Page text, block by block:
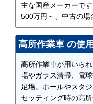
主な国産メーカーで
500万円～、中古の場
高所作業車 の使
高所作業車が用いら
場やガラス清掃、電
足場。ホールやスタ
セッティング時の高